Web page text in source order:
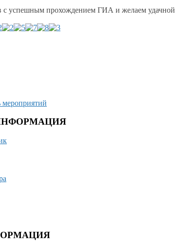
с успешным прохождением ГИА и желаем
мероприятий